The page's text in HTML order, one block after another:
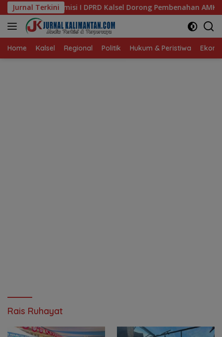
Langsung
ke
konten
Jurnal Terkini
Dorong Pembenahan AMKS Hasanuddin Ketua
Home Kalsel Regional Politik Hukum & Peristiwa
Rais Ruhayat